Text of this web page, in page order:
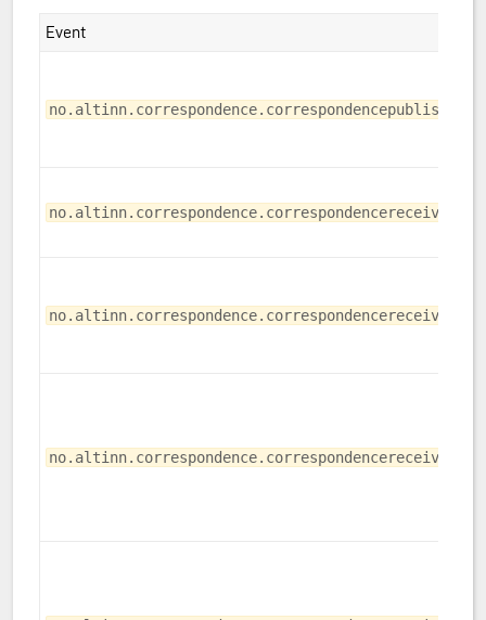
Event
no.altinn.correspondence.correspondencepublished